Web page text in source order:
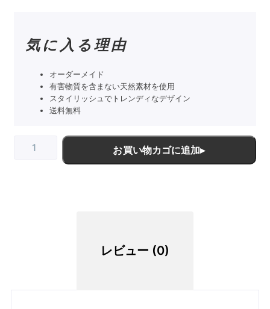
気に入る理由
オーダーメイド
有害物質を含まない天然素材を使用
スタイリッシュでトレンディなデザイン
送料無料
お買い物カゴに追加
レビュー (0)